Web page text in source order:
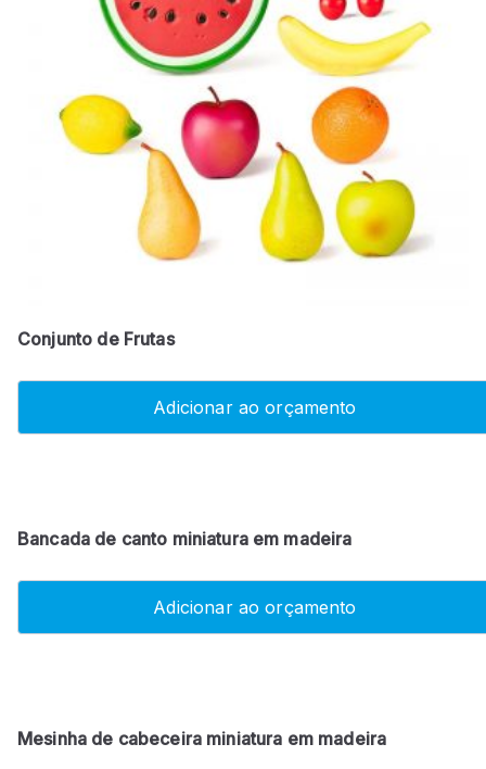
Conjunto de Frutas
Adicionar ao orçamento
Bancada de canto miniatura em madeira
Adicionar ao orçamento
Mesinha de cabeceira miniatura em madeira